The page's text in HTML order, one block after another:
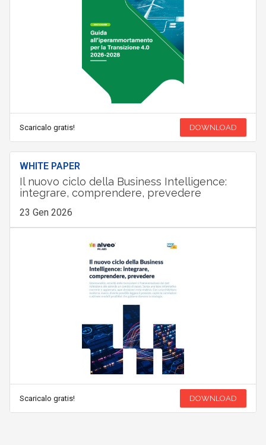
Scaricalo gratis! DOWNLOAD
WHITE PAPER
Il nuovo ciclo della Business Intelligence:
integrare, comprendere, prevedere
23 Gen 2026
Scaricalo gratis! DOWNLOAD